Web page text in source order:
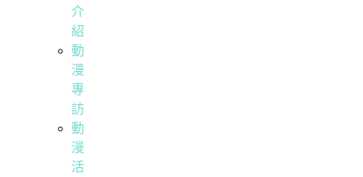
介
紹
動
漫
專
訪
動
漫
活